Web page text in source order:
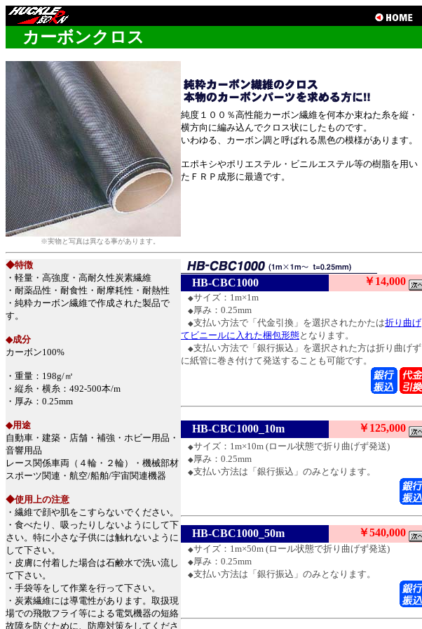
カーボンクロス
純度１００％高性能カーボン繊維を何本か束ねた糸を縦・
横方向に編み込んでクロス状にしたものです。
いわゆる、カーボン調と呼ばれる黒色の模様があります。
エポキシやポリエステル・ビニルエステル等の樹脂を用い
たＦＲＰ成形に最適です。
※実物と写真は異なる事があります。
◆特徴
・軽量・高強度・高耐久性炭素繊維
・耐薬品性・耐食性・耐摩耗性・耐熱性
・純粋カーボン繊維で作成された製品で
す。
◆成分
カーボン100%
・重量：198g/㎡
・縦糸・横糸：492-500本/m
・厚み：0.25mm
◆用途
自動車・建築・店舗・補強・ホビー用品・
音響用品
レース関係車両（４輪・２輪）・機械部材
スポーツ関連・航空/船舶/宇宙関連機器
◆使用上の注意
・繊維で顔や肌をこすらないでください。
・食べたり、吸ったりしないようにして下
さい。特に小さな子供には触れないように
して下さい。
・皮膚に付着した場合は石鹸水で洗い流し
て下さい。
・手袋等をして作業を行って下さい。
・炭素繊維には導電性があります。取扱現
場での飛散フライ等による電気機器の短絡
故障を防ぐために、防塵対策をしてくださ
HB-CBC1000 ￥14,000
◆サイズ：1m×1m
◆厚み：0.25mm
◆支払い方法で「代金引換」を選択されたかたは折り曲げ
てビニールに入れた梱包形態となります。
◆支払い方法で「銀行振込」を選択された方は折り曲げず
に紙管に巻き付けて発送することも可能です。
HB-CBC1000_10m ￥125,000
◆サイズ：1m×10m (ロール状態で折り曲げず発送)
◆厚み：0.25mm
◆支払い方法は「銀行振込」のみとなります。
HB-CBC1000_50m ￥540,000
◆サイズ：1m×50m (ロール状態で折り曲げず発送)
◆厚み：0.25mm
◆支払い方法は「銀行振込」のみとなります。